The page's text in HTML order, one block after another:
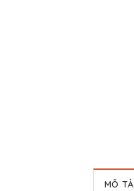
MÔ TẢ